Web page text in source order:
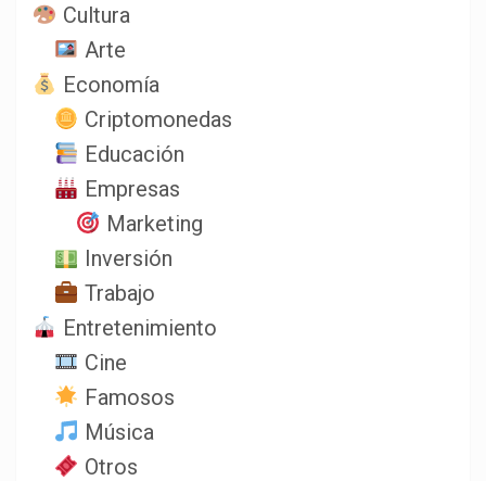
Cultura
Arte
Economía
Criptomonedas
Educación
Empresas
Marketing
Inversión
Trabajo
Entretenimiento
Cine
Famosos
Música
Otros